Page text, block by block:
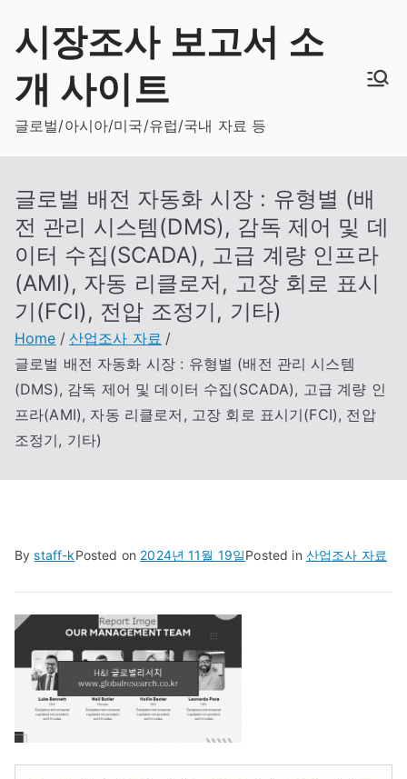
content
시장조사 보고서 소
개 사이트
글로벌/아시아/미국/유럽/국내 자료 등
글로벌 배전 자동화 시장 : 유형별 (배
전 관리 시스템(DMS), 감독 제어 및 데
이터 수집(SCADA), 고급 계량 인프라
(AMI), 자동 리클로저, 고장 회로 표시
기(FCI), 전압 조정기, 기타)
Home
산업조사 자료
글로벌 배전 자동화 시장 : 유형별 (배전 관리 시스템
(DMS), 감독 제어 및 데이터 수집(SCADA), 고급 계량 인
프라(AMI), 자동 리클로저, 고장 회로 표시기(FCI), 전압
조정기, 기타)
Bystaff-kPosted on 2024년 11월 19일Posted in 산업조사 자료